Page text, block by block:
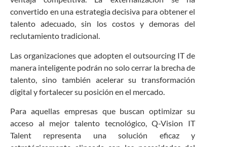
convertido en una estrategia decisiva para obtener el
talento adecuado, sin los costos y demoras del
reclutamiento tradicional.
Las organizaciones que adopten el outsourcing IT de
manera inteligente podrán no solo cerrar la brecha de
talento, sino también acelerar su transformación
digital y fortalecer su posición en el mercado.
Para aquellas empresas que buscan optimizar su
acceso al mejor talento tecnológico, Q-Vision IT
Talent representa una solución eficaz y